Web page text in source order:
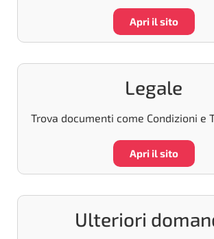
Apri il sito
Legale
Trova documenti come Condizioni e
Apri il sito
Ulteriori